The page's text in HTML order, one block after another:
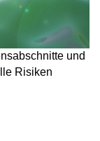
und
Risiken